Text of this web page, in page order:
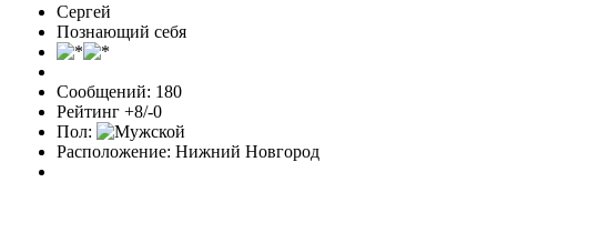
Сергей
Познающий себя
Сообщений: 180
Рейтинг +8/-0
Пол:
Расположение: Нижний Новгород